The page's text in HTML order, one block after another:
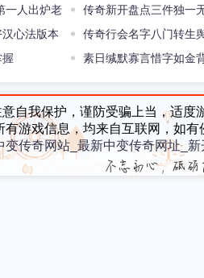
BOSS
一人出炉老
传奇新开盘点三件独一
第三件只存在于上古版本
心法版本
传奇行会名字八门转生
素日缄默寡言惜字如金
金牌指挥
自我保护，谨防受骗上当，适
有游戏信息，均来自互联网，如
变传奇网站_最新中变传奇网址_